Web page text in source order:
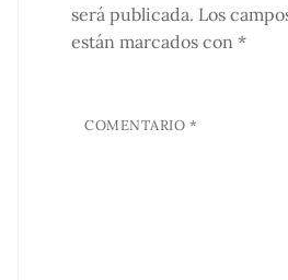
será publicada. Los
están marcados con *
COMENTARIO *